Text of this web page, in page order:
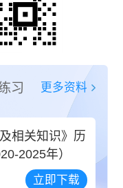
习 更多资料
相关知识》历
2025年）
立即下载